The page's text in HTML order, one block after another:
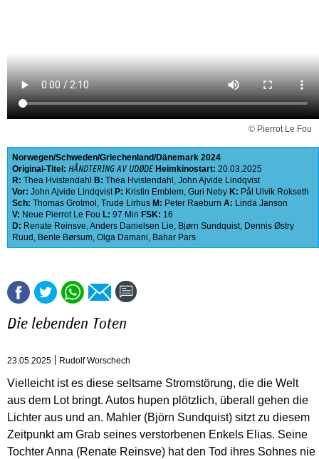
© Pierrot Le Fou
Norwegen Schweden Griechenland Dänemark 2024
Original-Titel: HÅNDTERING AV UDØDE Heimkinostart: 20.03.2025
R: Thea Hvistendahl B: Thea Hvistendahl , John Ajvide Lindqvist
Vor: John Ajvide Lindqvist P: Kristin Emblem, Guri Neby K: Pål Ulvik Rokseth
Sch: Thomas Grotmol , Trude Lirhus M: Peter Raeburn A: Linda Janson
V: Neue Pierrot Le Fou L: 97 Min FSK: 16
D: Renate Reinsve,Anders Danielsen Lie, Bjørn Sundquist, Dennis Østry
Ruud , Bente Børsum, Olga Damani, Bahar Pars
Die lebenden Toten
23.05.2025 Rudolf Worschech
Vielleicht ist es diese seltsame Stromstörung, die die Welt
aus dem Lot bringt. Autos hupen plötzlich, überall gehen die
Lichter aus und an. Mahler (Björn Sundquist) sitzt zu diesem
Zeitpunkt am Grab seines verstorbenen Enkels Elias. Seine
Tochter Anna (Renate Reinsve) hat den Tod ihres Sohnes nie